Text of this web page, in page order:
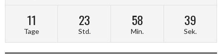
11
Tage
23
Std.
58
Min.
39
Sek.